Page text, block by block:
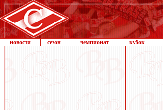
новости сезон чемпионат кубок